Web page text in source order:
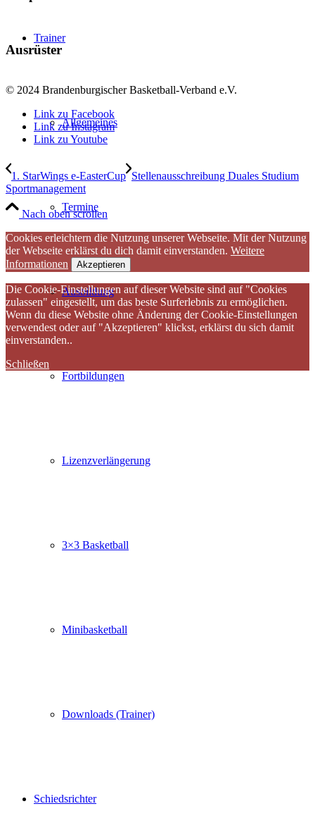
Trainer
Allgemeines
Termine
Ausbildung
Fortbildungen
Lizenzverlängerung
3×3 Basketball
Minibasketball
Downloads (Trainer)
Schiedsrichter
Ausrüster
© 2024 Brandenburgischer Basketball-Verband e.V.
Link zu Facebook
Link zu Instagram
Link zu Youtube
1. StarWings e-EasterCup Stellenausschreibung Duales Studium
Sportmanagement
Nach oben scrollen
Cookies erleichtern die Nutzung unserer Webseite. Mit der Nutzung
der Webseite erklärst du dich damit einverstanden. Weitere
Informationen
Akzeptieren
Die Cookie-Einstellungen auf dieser Website sind auf "Cookies
zulassen" eingestellt, um das beste Surferlebnis zu ermöglichen.
Wenn du diese Website ohne Änderung der Cookie-Einstellungen
verwendest oder auf "Akzeptieren" klickst, erklärst du sich damit
einverstanden..
Schließen